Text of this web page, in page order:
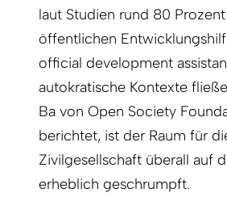
laut Studien rund 80
öffentlichen
official development
autokratische Kontexte
Ba von Open Society
berichtet, ist der Raum für
Zivilgesellschaft überall auf
erheblich geschrumpft.